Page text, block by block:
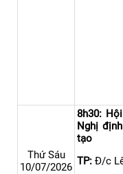
Thứ Sáu
10/07/2026
8h30:
Nghị
tạo
TP: Đ/c